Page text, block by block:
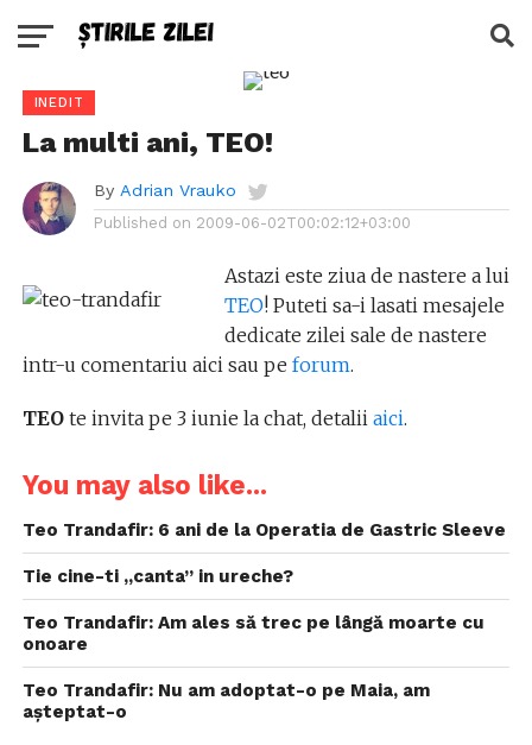
INEDIT
La multi ani, TEO!
By Adrian Vrauko
Published on 2009-06-02T00:02:12+03:00
Astazi este ziua de nastere a lui
TEO! Puteti sa-i lasati mesajele
dedicate zilei sale de nastere
intr-u comentariu aici sau pe forum.
TEOte invita pe 3 iunie la chat, detalii aici.
You may also like...
Teo Trandafir: 6 ani de la Operatia de Gastric Sleeve
Tie cine-ti „canta” in ureche?
Teo Trandafir: Am ales să trec pe lângă moarte cu
onoare
Teo Trandafir: Nu am adoptat-o pe Maia, am
așteptat-o